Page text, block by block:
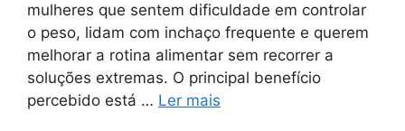
mulheres que sentem dificuldade em controlar
o peso, lidam com inchaço frequente e querem
melhorar a rotina alimentar sem recorrer a
soluções extremas. O principal benefício
percebido está … Ler mais